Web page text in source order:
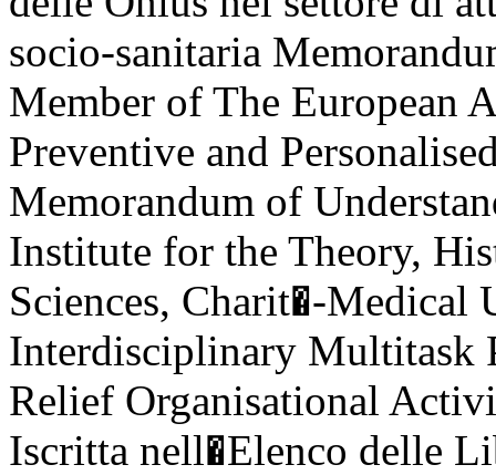
socio-sanitaria
Member of The European
Preventive and
Memorandum of
Institute for the Theory,
Sciences, Charit�-
Interdisciplinary Multitask
Relief Organisational
Iscritta nell�Elenco delle